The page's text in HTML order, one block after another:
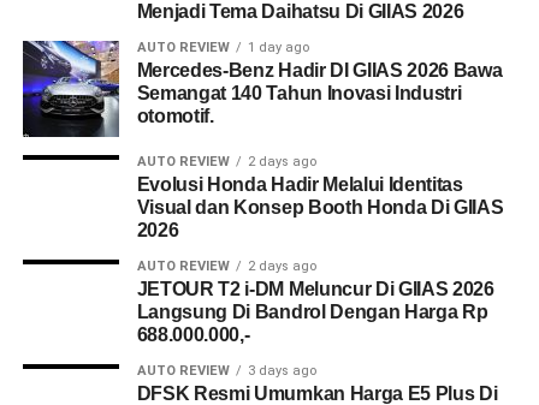
Menjadi Tema Daihatsu Di GIIAS 2026
AUTO REVIEW 1 day ago
Mercedes-Benz Hadir DI GIIAS 2026 Bawa
Semangat 140 Tahun Inovasi Industri
otomotif.
AUTO REVIEW 2 days ago
Evolusi Honda Hadir Melalui Identitas
Visual dan Konsep Booth Honda Di GIIAS
2026
AUTO REVIEW 2 days ago
JETOUR T2 i-DM Meluncur Di GIIAS 2026
Langsung Di Bandrol Dengan Harga Rp
688.000.000,-
AUTO REVIEW 3 days ago
DFSK Resmi Umumkan Harga E5 Plus Di